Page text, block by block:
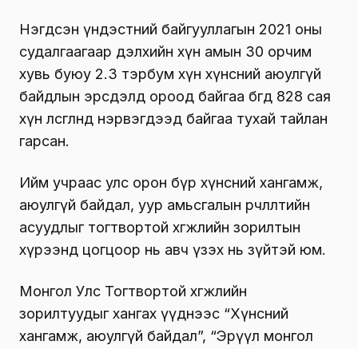
Нэгдсэн үндэстний байгууллагын 2021 оны
судалгаагаар дэлхийн хүн амын 30 орчим
хувь буюу 2.3 тэрбум хүн хүнсний аюулгүй
байдлын эрсдэлд ороод байгаа бөгөөд 828 сая
хүн өлсгөлөнд нэрвэгдээд байгаа тухай тайлан
гарсан.
Ийм учраас улс орон бүр хүнсний хангамж,
аюулгүй байдал, уур амьсгалын өөрчлөлтийн
асуудлыг тогтвортой хөгжлийн зорилтын
хүрээнд цогцоор нь авч үзэх нь зүйтэй юм.
Монгол Улс Тогтвортой хөгжлийн
зорилтуудыг хангах үүднээс “Хүнсний
хангамж, аюулгүй байдал”, “Эрүүл монгол